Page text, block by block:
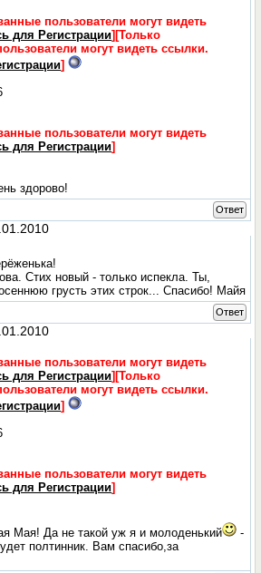
пользователи могут видеть
для Регистрации] [Только
могут видеть ссылки.
]
пользователи могут видеть
для Регистрации]
здорово!
Ответ
Стих новый - только испекла. Ты,
грусть этих строк... Спасибо! Майя
Ответ
пользователи могут видеть
для Регистрации] [Только
могут видеть ссылки.
]
пользователи могут видеть
для Регистрации]
Мая! Да не такой уж я и молоденький
-
полтинник. Вам спасибо,за